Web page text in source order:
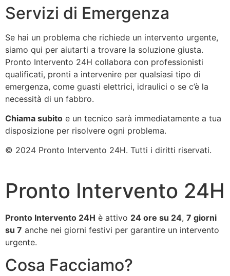
Servizi di Emergenza
Se hai un problema che richiede un intervento urgente,
siamo qui per aiutarti a trovare la soluzione giusta.
Pronto Intervento 24H collabora con professionisti
qualificati, pronti a intervenire per qualsiasi tipo di
emergenza, come guasti elettrici, idraulici o se c’è la
necessità di un fabbro.
Chiama subito e un tecnico sarà immediatamente a tua
disposizione per risolvere ogni problema.
© 2024 Pronto Intervento 24H. Tutti i diritti riservati.
Pronto Intervento 24H
Pronto Intervento 24H è attivo 24 ore su 24, 7 giorni
su 7 anche nei giorni festivi per garantire un intervento
urgente.
Cosa Facciamo?